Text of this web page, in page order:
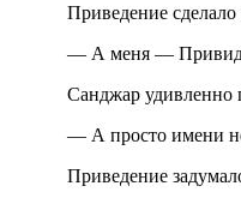
Приведение сделало
— А меня —
Санджар удивленно
— А просто имени
Приведение